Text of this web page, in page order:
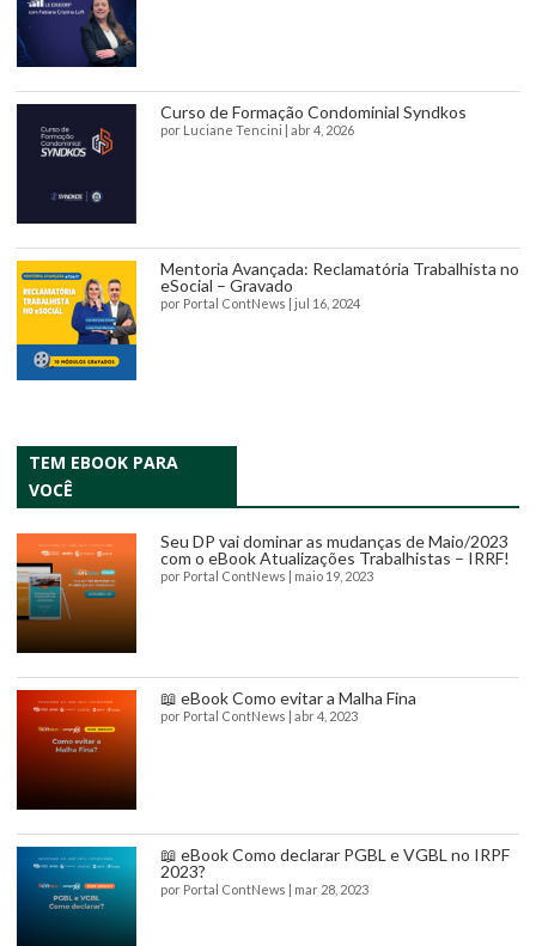
Curso de Formação Condominial Syndkos
por Luciane Tencini abr 4, 2026
Mentoria Avançada: Reclamatória Trabalhista no
eSocial – Gravado
por Portal ContNews jul 16, 2024
TEM EBOOK PARA
VOCÊ
Seu DP vai dominar as mudanças de Maio/2023
com o eBook Atualizações Trabalhistas – IRRF!
por Portal ContNews maio 19, 2023
📖 eBook Como evitar a Malha Fina
por Portal ContNews abr 4, 2023
📖 eBook Como declarar PGBL e VGBL no IRPF
2023?
por Portal ContNews mar 28, 2023